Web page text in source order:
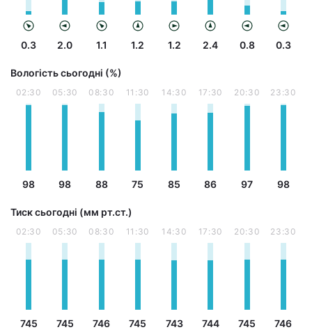
0.3 2.0 1.1 1.2 1.2 2.4 0.8 0.3
Вологість сьогодні (%)
02:30
98
05:30
98
08:30
88
11:30
75
14:30
85
17:30
86
20:30
97
23:30
98
Тиск сьогодні (мм рт.ст.)
02:30
745
05:30
745
08:30
746
11:30
745
14:30
743
17:30
744
20:30
745
23:30
746